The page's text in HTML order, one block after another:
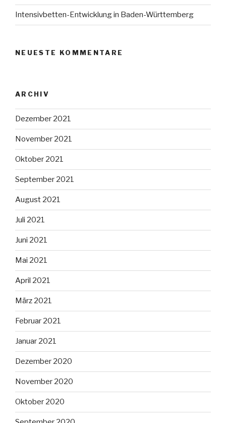
Intensivbetten-Entwicklung in Baden-Württemberg
NEUESTE KOMMENTARE
ARCHIV
Dezember 2021
November 2021
Oktober 2021
September 2021
August 2021
Juli 2021
Juni 2021
Mai 2021
April 2021
März 2021
Februar 2021
Januar 2021
Dezember 2020
November 2020
Oktober 2020